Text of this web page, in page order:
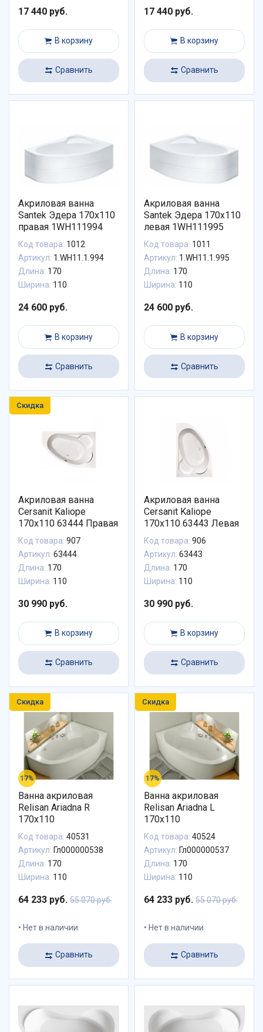
17 440 руб.
В корзину
Сравнить
17 440 руб.
В корзину
Сравнить
Акриловая ванна
Santek Эдера 170х110
правая 1WH111994
Код товара: 1012
Артикул: 1.WH11.1.994
Длина: 170
Ширина: 110
24 600 руб.
В корзину
Сравнить
Акриловая ванна
Santek Эдера 170х110
левая 1WH111995
Код товара: 1011
Артикул: 1.WH11.1.995
Длина: 170
Ширина: 110
24 600 руб.
В корзину
Сравнить
Скидка
Акриловая ванна
Cersanit Kaliope
170x110 63444 Правая
Код товара: 907
Артикул: 63444
Длина: 170
Ширина: 110
30 990 руб.
В корзину
Сравнить
Акриловая ванна
Cersanit Kaliope
170x110 63443 Левая
Код товара: 906
Артикул: 63443
Длина: 170
Ширина: 110
30 990 руб.
В корзину
Сравнить
Скидка
17%
Ванна акриловая
Relisan Ariadna R
170x110
Код товара: 40531
Артикул: Гл000000538
Длина: 170
Ширина: 110
64 233 руб. 55 070 руб.
Нет в наличии
Сравнить
Скидка
17%
Ванна акриловая
Relisan Ariadna L
170x110
Код товара: 40524
Артикул: Гл000000537
Длина: 170
Ширина: 110
64 233 руб. 55 070 руб.
Нет в наличии
Сравнить